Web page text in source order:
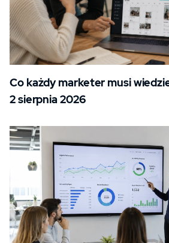
Co każdy marketer musi
2 sierpnia 2026